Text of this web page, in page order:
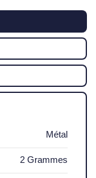
Métal
2 Grammes